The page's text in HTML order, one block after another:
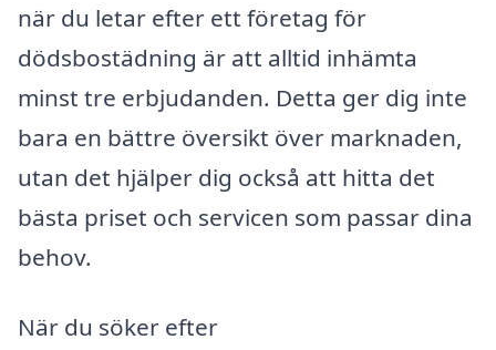
när du letar efter ett företag för
dödsbostädning är att alltid inhämta
minst tre erbjudanden. Detta ger dig inte
bara en bättre översikt över marknaden,
utan det hjälper dig också att hitta det
bästa priset och servicen som passar dina
behov.
När du söker efter